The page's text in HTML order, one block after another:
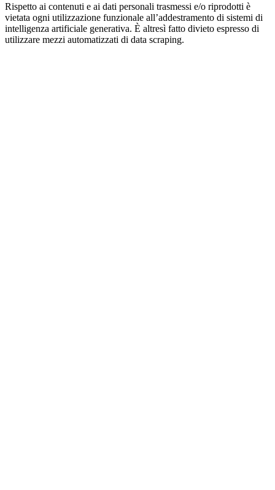
Rispetto ai contenuti e ai dati personali trasmessi e/o riprodotti è
vietata ogni utilizzazione funzionale all’addestramento di sistemi di
intelligenza artificiale generativa. È altresì fatto divieto espresso di
utilizzare mezzi automatizzati di data scraping.